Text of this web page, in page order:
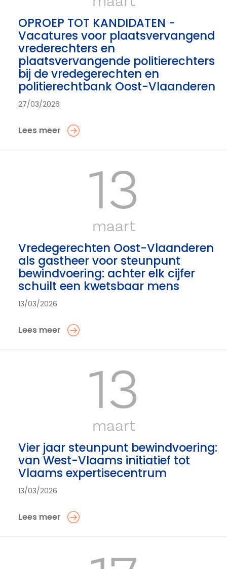
OPROEP TOT KANDIDATEN -
Vacatures voor plaatsvervangend
vrederechters en
plaatsvervangende politierechters
bij de vredegerechten en
politierechtbank Oost-Vlaanderen
27/03/2026
Lees meer
13
maart
Vredegerechten Oost-Vlaanderen
als gastheer voor steunpunt
bewindvoering: achter elk cijfer
schuilt een kwetsbaar mens
13/03/2026
Lees meer
13
maart
Vier jaar steunpunt bewindvoering:
van West-Vlaams initiatief tot
Vlaams expertisecentrum
13/03/2026
Lees meer